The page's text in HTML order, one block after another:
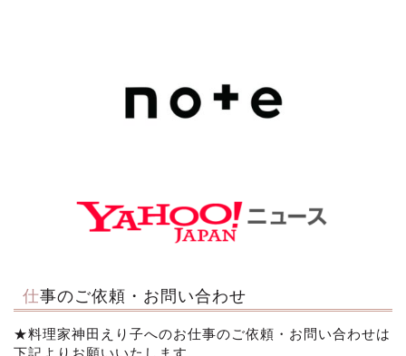
仕事のご依頼・お問い合わせ
★料理家神田えり子へのお仕事のご依頼・お問い合わせは
下記よりお願いいたします。